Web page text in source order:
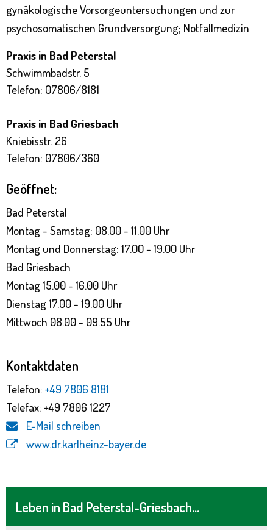
Leben in Bad Peterstal-Griesbach...
gynäkologische Vorsorgeuntersuchungen und zur
psychosomatischen Grundversorgung; Notfallmedizin
Praxis in Bad Peterstal
Schwimmbadstr. 5
Telefon: 07806/8181
Praxis in Bad Griesbach
Kniebisstr. 26
Telefon: 07806/360
Geöffnet:
Bad Peterstal
Montag - Samstag: 08.00 - 11.00 Uhr
Montag und Donnerstag: 17.00 - 19.00 Uhr
Bad Griesbach
Montag 15.00 - 16.00 Uhr
Dienstag 17.00 - 19.00 Uhr
Mittwoch 08.00 - 09.55 Uhr
Kontaktdaten
Telefon: +49 7806 8181
Telefax: +49 7806 1227
E-Mail schreiben
www.dr.karlheinz-bayer.de